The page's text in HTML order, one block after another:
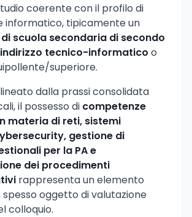
coerente con il profilo di
informatico, tipicamente un
scuola secondaria di secondo
tecnico-informatico o
superiore.
dalla prassi consolidata
il possesso di competenze
materia di reti, sistemi
gestione di
per la PA e
dei procedimenti
rappresenta un elemento
oggetto di valutazione
colloquio.